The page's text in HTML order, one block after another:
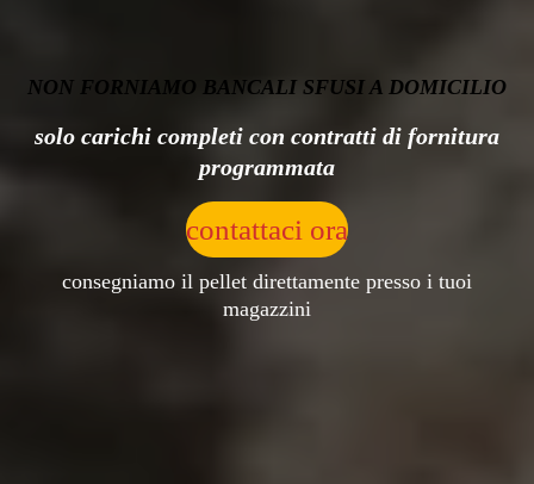
NON FORNIAMO BANCALI SFUSI A DOMICILIO
solo carichi completi con contratti di fornitura
programmata
contattaci ora
consegniamo il pellet direttamente presso i tuoi
magazzini